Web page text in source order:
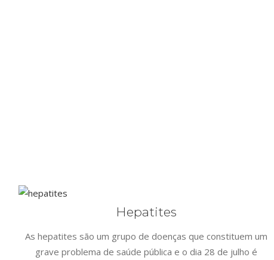
Hepatites
As hepatites são um grupo de doenças que constituem um
grave problema de saúde pública e o dia 28 de julho é